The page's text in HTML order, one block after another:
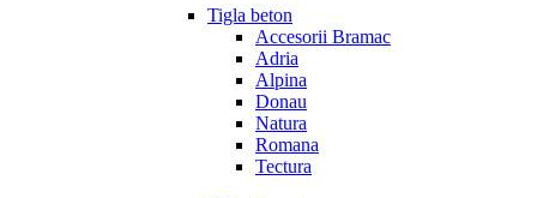
Tigla beton
Accesorii Bramac
Adria
Alpina
Donau
Natura
Romana
Tectura